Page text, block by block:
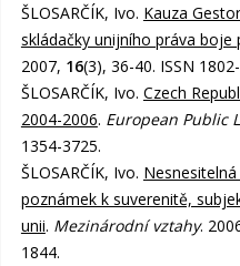
ŠLOSARČÍK, Ivo. Kauza
skládačky unijního práva
2007, 16(3), 36-40. ISSN
ŠLOSARČÍK, Ivo. Czech
2004-2006. European Public
1354-3725.
ŠLOSARČÍK, Ivo.
poznámek k suverenitě,
unii. Mezinárodní vztahy.
1844.